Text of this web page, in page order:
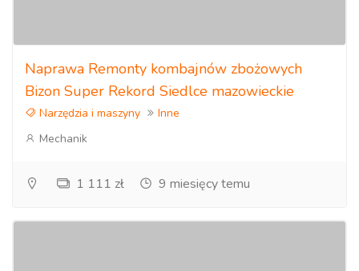
Naprawa Remonty kombajnów zbożowych
Bizon Super Rekord Siedlce mazowieckie
Narzędzia i maszyny
Inne
Mechanik
1 111 zł 9 miesięcy temu